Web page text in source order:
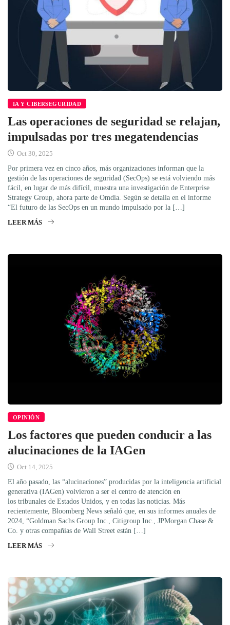
IA Y CIBERSEGURIDAD
Las operaciones de seguridad se relajan,
impulsadas por tres megatendencias
Oct 30, 2025
Por primera vez en cinco años, más organizaciones informan que la
gestión de las operaciones de seguridad (SecOps) se está volviendo más
fácil, en lugar de más difícil, muestra una investigación de Enterprise
Strategy Group, ahora parte de Omdia. Según se detalla en el informe
“El futuro de las SecOps en un mundo impulsado por la […]
LEER MÁS
OPINIÓN
Los factores que pueden conducir a las
alucinaciones de la IAGen
Oct 14, 2025
El año pasado, las “alucinaciones” producidas por la inteligencia artificial
generativa (IAGen) volvieron a ser el centro de atención en
los tribunales de Estados Unidos, y en todas las noticias. Más
recientemente, Bloomberg News señaló que, en sus informes anuales de
2024, “Goldman Sachs Group Inc., Citigroup Inc., JPMorgan Chase &
Co. y otras compañías de Wall Street están […]
LEER MÁS